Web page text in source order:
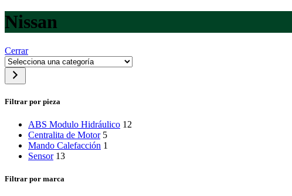
Nissan
Cerrar
Selecciona
una
categoría
Filtrar por pieza
ABS Modulo Hidráulico 12
Centralita de Motor 5
Mando Calefacción 1
Sensor 13
Filtrar por marca